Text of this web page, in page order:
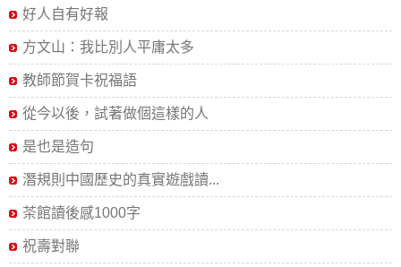
好人自有好報
方文山：我比別人平庸太多
教師節賀卡祝福語
從今以後，試著做個這樣的人
是也是造句
潛規則中國歷史的真實遊戲讀...
茶館讀後感1000字
祝壽對聯